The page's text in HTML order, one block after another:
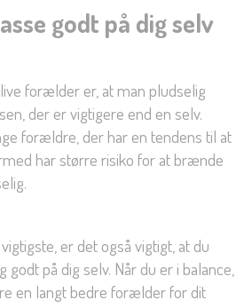
godt på dig selv
forælder er, at man pludselig
der er vigtigere end en selv.
forældre, der har en tendens til at
har større risiko for at brænde
er det også vigtigt, at du
på dig selv. Når du er i balance,
en langt bedre forælder for dit